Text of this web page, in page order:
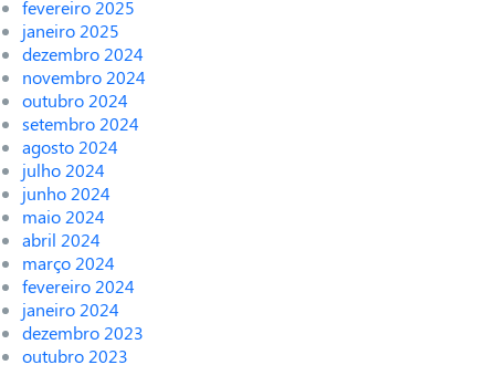
fevereiro 2025
janeiro 2025
dezembro 2024
novembro 2024
outubro 2024
setembro 2024
agosto 2024
julho 2024
junho 2024
maio 2024
abril 2024
março 2024
fevereiro 2024
janeiro 2024
dezembro 2023
outubro 2023